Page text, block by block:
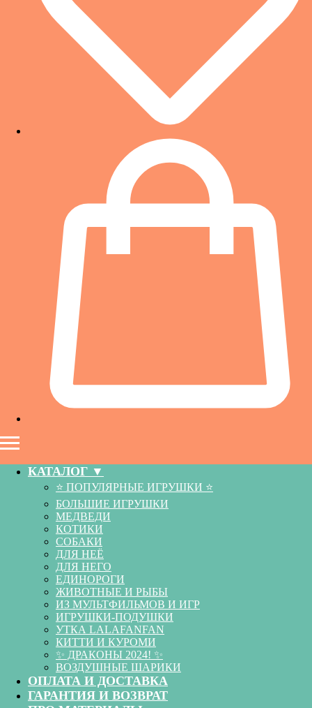
КАТАЛОГ ▼
⭐️ ПОПУЛЯРНЫЕ ИГРУШКИ ⭐️
БОЛЬШИЕ ИГРУШКИ
МЕДВЕДИ
КОТИКИ
СОБАКИ
ДЛЯ НЕЁ
ДЛЯ НЕГО
ЕДИНОРОГИ
ЖИВОТНЫЕ И РЫБЫ
ИЗ МУЛЬТФИЛЬМОВ И ИГР
ИГРУШКИ-ПОДУШКИ
УТКА LALAFANFAN
КИТТИ И КУРОМИ
✨ ДРАКОНЫ 2024! ✨
ВОЗДУШНЫЕ ШАРИКИ
ОПЛАТА И ДОСТАВКА
ГАРАНТИЯ И ВОЗВРАТ